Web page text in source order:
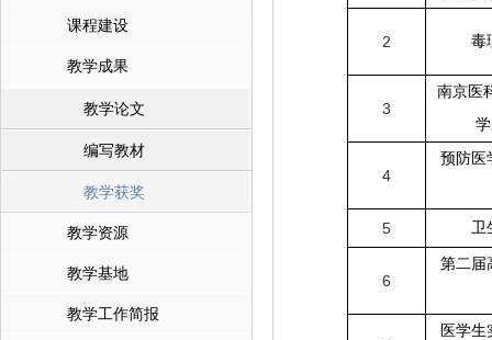
课程建设
教学成果
教学论文
编写教材
教学获奖
教学资源
教学基地
教学工作简报
2 毒
3
南京医
4
预防医
5 卫
6
第二届
医学